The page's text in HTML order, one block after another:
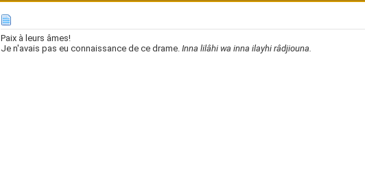
Paix à leurs âmes!
Je n'avais pas eu connaissance de ce drame. Inna lilâhi wa inna ilayhi râdjiouna.